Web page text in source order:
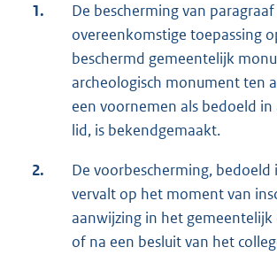
1.
De bescherming van paragraaf
overeenkomstige toepassing
beschermd gemeentelijk
archeologisch monument ten
een voornemen als bedoeld
lid, is bekendgemaakt.
2.
De voorbescherming, bedoeld
vervalt op het moment van
aanwijzing in het
of na een besluit van het